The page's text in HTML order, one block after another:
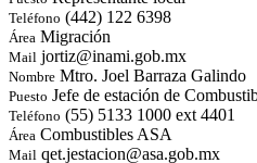
Teléfono (442) 122 6398
Área Migración
Mail jortiz@inami.gob.mx
Nombre Mtro. Joel Barraza Galindo
Puesto Jefe de estación de
Teléfono (55) 5133 1000 ext 4401
Área Combustibles ASA
Mail qet.jestacion@asa.gob.mx